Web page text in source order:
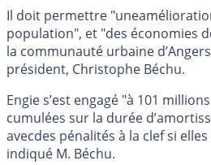
Il doit permettre
population", et "des économies
la communauté urbaine
président, Christophe Béchu.
Engie s’est engagé "à 101
cumulées sur la durée
avecdes pénalités à la clef si
indiqué M. Béchu.